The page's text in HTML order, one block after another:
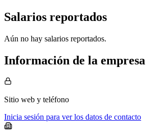
Salarios reportados
Aún no hay salarios reportados.
Información de la empresa
Sitio web y teléfono
Inicia sesión para ver los datos de contacto